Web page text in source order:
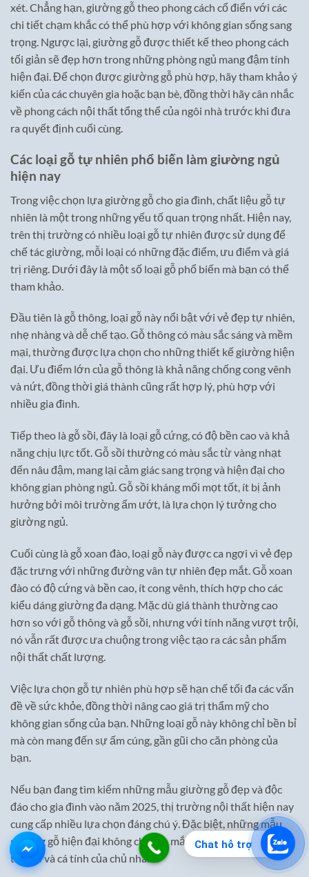
Chat hỗ trợ
xét. Chẳng hạn, giường gỗ theo phong cách cổ điển với các
chi tiết chạm khắc có thể phù hợp với không gian sống sang
trọng. Ngược lại, giường gỗ được thiết kế theo phong cách
tối giản sẽ đẹp hơn trong những phòng ngủ mang đậm tính
hiện đại. Để chọn được giường gỗ phù hợp, hãy tham khảo ý
kiến của các chuyên gia hoặc bạn bè, đồng thời hãy cân nhắc
về phong cách nội thất tổng thể của ngôi nhà trước khi đưa
ra quyết định cuối cùng.
Các loại gỗ tự nhiên phổ biến làm giường ngủ
hiện nay
Trong việc chọn lựa giường gỗ cho gia đình, chất liệu gỗ tự
nhiên là một trong những yếu tố quan trọng nhất. Hiện nay,
trên thị trường có nhiều loại gỗ tự nhiên được sử dụng để
chế tác giường, mỗi loại có những đặc điểm, ưu điểm và giá
trị riêng. Dưới đây là một số loại gỗ phổ biến mà bạn có thể
tham khảo.
Đầu tiên là gỗ thông, loại gỗ này nổi bật với vẻ đẹp tự nhiên,
nhẹ nhàng và dễ chế tạo. Gỗ thông có màu sắc sáng và mềm
mại, thường được lựa chọn cho những thiết kế giường hiện
đại. Ưu điểm lớn của gỗ thông là khả năng chống cong vênh
và nứt, đồng thời giá thành cũng rất hợp lý, phù hợp với
nhiều gia đình.
Tiếp theo là gỗ sồi, đây là loại gỗ cứng, có độ bền cao và khả
năng chịu lực tốt. Gỗ sồi thường có màu sắc từ vàng nhạt
đến nâu đậm, mang lại cảm giác sang trọng và hiện đại cho
không gian phòng ngủ. Gỗ sồi kháng mối mọt tốt, ít bị ảnh
hưởng bởi môi trường ẩm ướt, là lựa chọn lý tưởng cho
giường ngủ.
Cuối cùng là gỗ xoan đào, loại gỗ này được ca ngợi vì vẻ đẹp
đặc trưng với những đường vân tự nhiên đẹp mắt. Gỗ xoan
đào có độ cứng và bền cao, ít cong vênh, thích hợp cho các
kiểu dáng giường đa dạng. Mặc dù giá thành thường cao
hơn so với gỗ thông và gỗ sồi, nhưng với tính năng vượt trội,
nó vẫn rất được ưa chuộng trong việc tạo ra các sản phẩm
nội thất chất lượng.
Việc lựa chọn gỗ tự nhiên phù hợp sẽ hạn chế tối đa các vấn
đề về sức khỏe, đồng thời nâng cao giá trị thẩm mỹ cho
không gian sống của bạn. Những loại gỗ này không chỉ bền bỉ
mà còn mang đến sự ấm cúng, gần gũi cho căn phòng của
bạn.
Nếu bạn đang tìm kiếm những mẫu giường gỗ đẹp và độc
đáo cho gia đình vào năm 2025, thị trường nội thất hiện nay
cung cấp nhiều lựa chọn đáng chú ý. Đặc biệt, những mẫu
giường gỗ hiện đại không chỉ đẹp mắt mà còn thể hiện sự
tinh tế và cá tính của chủ nhân.